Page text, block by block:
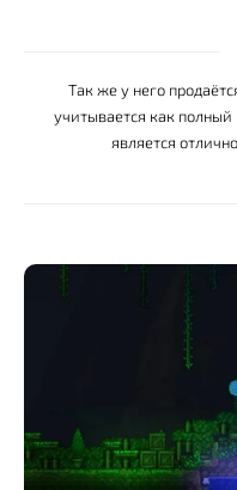
Так же у него
учитывается как
является